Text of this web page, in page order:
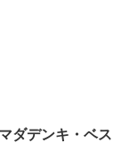
ダデンキ・ベス